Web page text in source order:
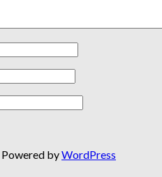
Powered byWordPress